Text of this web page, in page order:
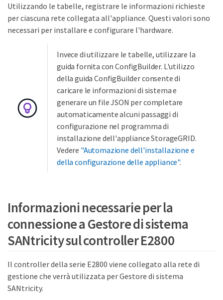
Utilizzando le tabelle, registrare le informazioni richieste
per ciascuna rete collegata all'appliance. Questi valori sono
necessari per installare e configurare l'hardware.
Invece di utilizzare le tabelle, utilizzare la
guida fornita con ConfigBuilder. L'utilizzo
della guida ConfigBuilder consente di
caricare le informazioni di sistema e
generare un file JSON per completare
automaticamente alcuni passaggi di
configurazione nel programma di
installazione dell'appliance StorageGRID.
Vedere "Automazione dell'installazione e
della configurazione delle appliance".
Informazioni necessarie per la
connessione a Gestore di sistema
SANtricity sul controller E2800
Il controller della serie E2800 viene collegato alla rete di
gestione che verrà utilizzata per Gestore di sistema
SANtricity.